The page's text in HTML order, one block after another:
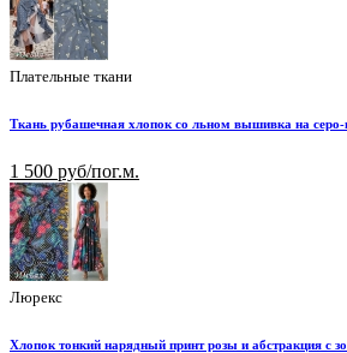
Плательные ткани
Ткань рубашечная хлопок со льном вышивка на
1 500 руб/пог.м.
Люрекс
Хлопок тонкий нарядный принт розы и абстракция с